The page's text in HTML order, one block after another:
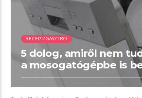
RECEPT/GASZTRO
5 dolog, amiről nem
a mosogatógépbe is